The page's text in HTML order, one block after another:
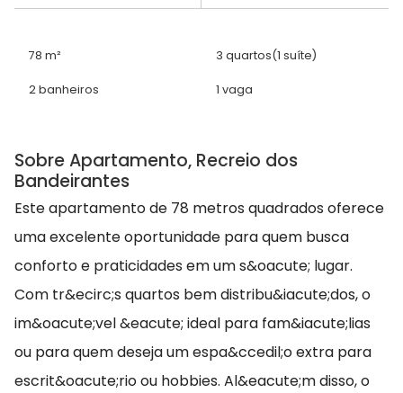
78 m² 3 quartos(1 suíte)
2 banheiros 1 vaga
Sobre Apartamento, Recreio dos
Bandeirantes
Este apartamento de 78 metros quadrados oferece
uma excelente oportunidade para quem busca
conforto e praticidades em um s&oacute; lugar.
Com tr&ecirc;s quartos bem distribu&iacute;dos, o
im&oacute;vel &eacute; ideal para fam&iacute;lias
ou para quem deseja um espa&ccedil;o extra para
escrit&oacute;rio ou hobbies. Al&eacute;m disso, o